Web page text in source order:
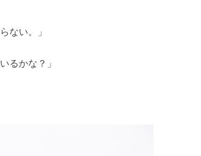
ない。」
るかな？」